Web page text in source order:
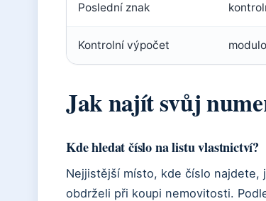
Poslední znak
Kontrolní výpočet
Jak najít svůj
Kde hledat číslo na listu vlastnictví?
Nejjistější místo, kde číslo najdete,
obdrželi při koupi nemovitosti.